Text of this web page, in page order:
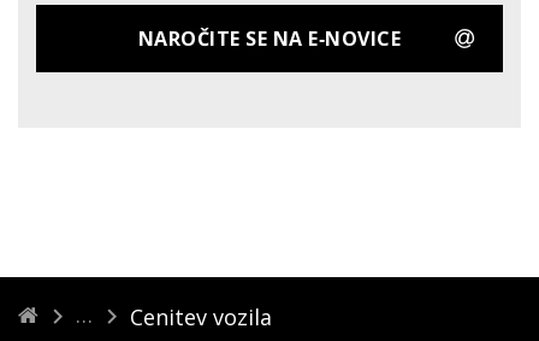
NAROČITE SE NA E‑NOVICE
Cenitev vozila